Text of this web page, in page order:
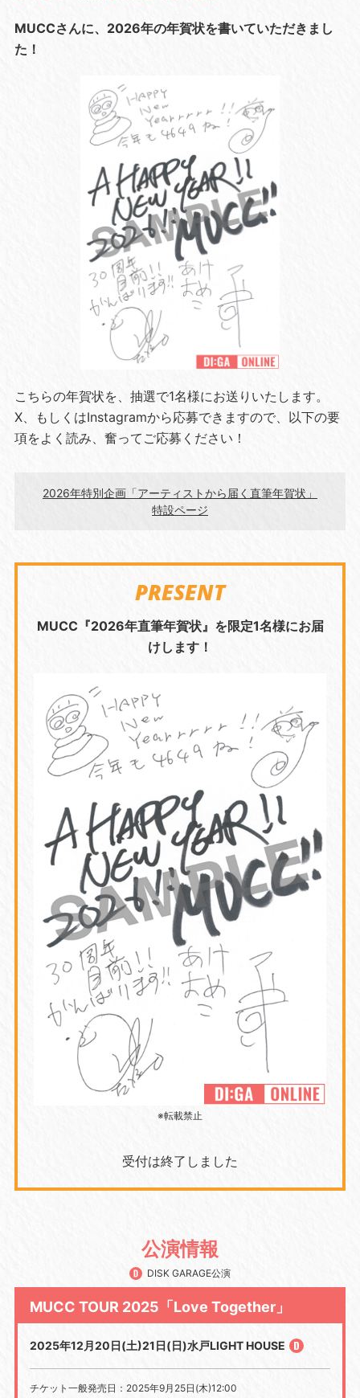
MUCCさんに、2026年の年賀状を書いていただきまし
た！
こちらの年賀状を、抽選で1名様にお送りいたします。
X、もしくはInstagramから応募できますので、以下の要
項をよく読み、奮ってご応募ください！
2026年特別企画「アーティストから届く直筆年賀状」
特設ページ
PRESENT
MUCC『2026年直筆年賀状』を限定1名様にお届
けします！
※転載禁止
受付は終了しました
公演情報
DISK GARAGE公演
MUCC TOUR 2025「Love Together」
2025年12月20日(土)21日(日)水戸LIGHT HOUSE
チケット一般発売日：2025年9月25日(木)12:00